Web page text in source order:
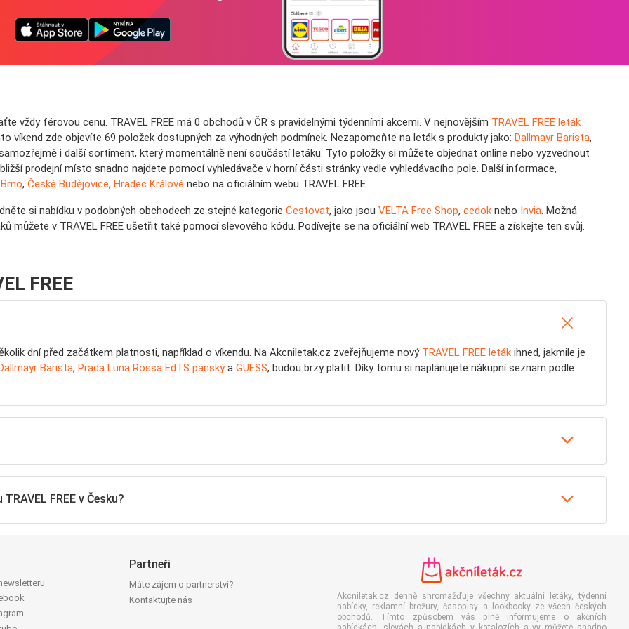
vždy férovou cenu. TRAVEL FREE má 0 obchodů v ČR s pravidelnými týdenními akcemi. V nejnovějším TRAVEL FREE leták
víkend zde objevíte 69 položek dostupných za výhodných podmínek. Nezapomeňte na leták s produkty jako: Dallmayr Barista,
samozřejmě i další sortiment, který momentálně není součástí letáku. Tyto položky si můžete objednat online nebo vyzvednout
prodejní místo snadno najdete pomocí vyhledávače v horní části stránky vedle vyhledávacího pole. Další informace,
Brno, České Budějovice, Hradec Králové nebo na oficiálním webu TRAVEL FREE.
si nabídku v podobných obchodech ze stejné kategorie Cestovat, jako jsou VELTA Free Shop, cedok nebo Invia. Možná
můžete v TRAVEL FREE ušetřit také pomocí slevového kódu. Podívejte se na oficiální web TRAVEL FREE a získejte ten svůj.
FREE
dní před začátkem platnosti, například o víkendu. Na Akcniletak.cz zveřejňujeme nový TRAVEL FREE leták ihned, jakmile je
Barista, Prada Luna Rossa EdTS pánskýa GUESS, budou brzy platit. Díky tomu si naplánujete nákupní seznam podle
FREE v Česku?
Partneři
Máte zájem o partnerství?
Kontaktujte nás
Akcniletak.cz denně shromažďuje všechny aktuální letáky, týdenní
nabídky, reklamní brožury, časopisy a lookbooky ze všech českých
obchodů. Tímto způsobem vás plně informujeme o akčních